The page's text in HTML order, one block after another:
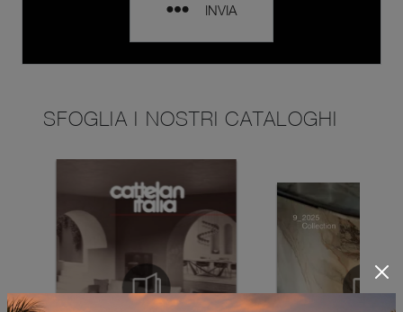
INVIA
SFOGLIA I NOSTRI CATALOGHI